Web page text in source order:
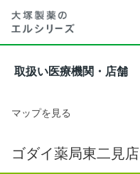
取扱い医療機関・店舗
マップを見る
ゴダイ薬局東二見店